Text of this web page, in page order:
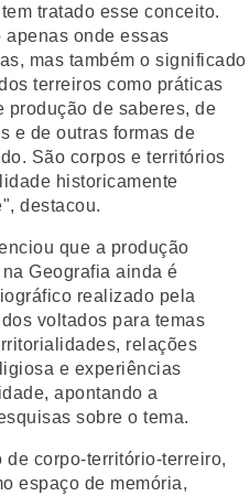
tratado esse conceito.
apenas onde essas
mas também o significado
terreiros como práticas
produção de saberes, de
e de outras formas de
São corpos e territórios
historicamente
destacou.
que a produção
Geografia ainda é
realizado pela
voltados para temas
relações
e experiências
apontando a
sobre o tema.
corpo-território-terreiro,
espaço de memória,